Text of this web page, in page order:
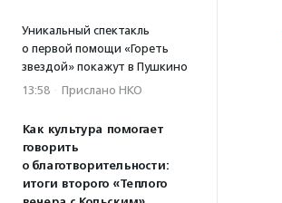
Уникальный спектакль
о первой помощи «Гореть
звездой» покажут в Пушкино
13:58 · Прислано НКО
Как культура помогает
говорить
о благотворительности:
итоги второго «Теплого